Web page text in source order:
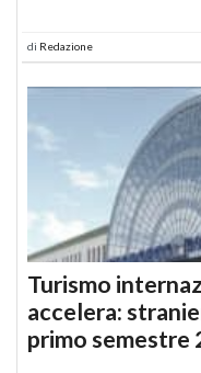
di Redazione
Turismo
accelera:
primo semestre